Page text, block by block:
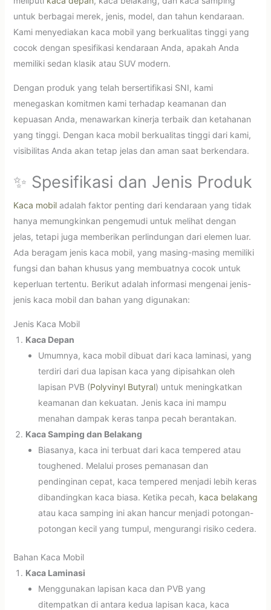
untuk berbagai merek, jenis, model, dan tahun kendaraan.
Kami menyediakan kaca mobil yang berkualitas tinggi yang
cocok dengan spesifikasi kendaraan Anda, apakah Anda
memiliki sedan klasik atau SUV modern.
Dengan produk yang telah bersertifikasi SNI, kami
menegaskan komitmen kami terhadap keamanan dan
kepuasan Anda, menawarkan kinerja terbaik dan ketahanan
yang tinggi. Dengan kaca mobil berkualitas tinggi dari kami,
visibilitas Anda akan tetap jelas dan aman saat berkendara.
✨ Spesifikasi dan Jenis Produk
Kaca mobiladalah faktor penting dari kendaraan yang tidak
hanya memungkinkan pengemudi untuk melihat dengan
jelas, tetapi juga memberikan perlindungan dari elemen luar.
Ada beragam jenis kaca mobil, yang masing-masing memiliki
fungsi dan bahan khusus yang membuatnya cocok untuk
keperluan tertentu. Berikut adalah informasi mengenai jenis-
jenis kaca mobil dan bahan yang digunakan:
Jenis Kaca Mobil
Kaca Depan
Umumnya, kaca mobil dibuat dari kaca laminasi, yang
terdiri dari dua lapisan kaca yang dipisahkan oleh
lapisan PVB (Polyvinyl Butyral) untuk meningkatkan
keamanan dan kekuatan. Jenis kaca ini mampu
menahan dampak keras tanpa pecah berantakan.
Kaca Samping dan Belakang
Biasanya, kaca ini terbuat dari kaca tempered atau
toughened. Melalui proses pemanasan dan
pendinginan cepat, kaca tempered menjadi lebih keras
dibandingkan kaca biasa. Ketika pecah, kaca belakang
atau kaca samping ini akan hancur menjadi potongan-
potongan kecil yang tumpul, mengurangi risiko cedera.
Bahan Kaca Mobil
Kaca Laminasi
Menggunakan lapisan kaca dan PVB yang
ditempatkan di antara kedua lapisan kaca, kaca